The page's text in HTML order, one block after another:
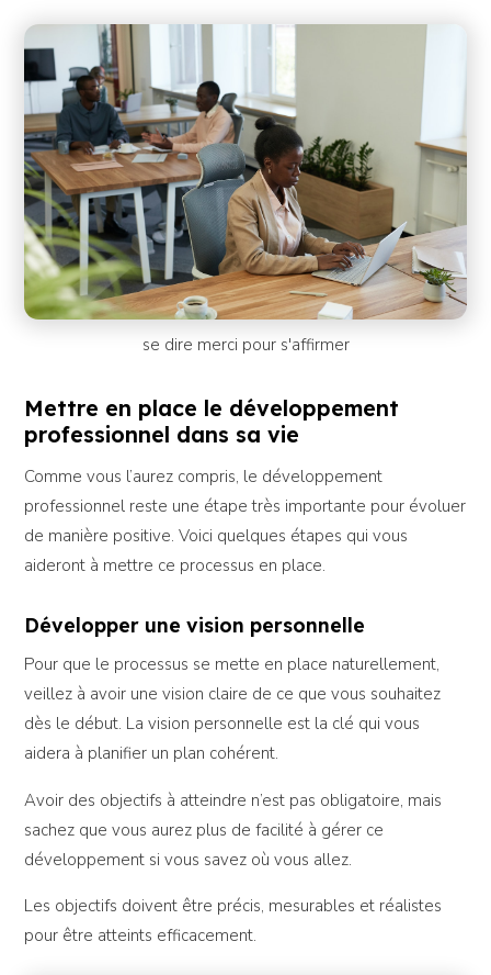
se dire merci pour s'affirmer
Mettre en place le développement
professionnel dans sa vie
Comme vous l’aurez compris, le développement
professionnel reste une étape très importante pour évoluer
de manière positive. Voici quelques étapes qui vous
aideront à mettre ce processus en place.
Développer une vision personnelle
Pour que le processus se mette en place naturellement,
veillez à avoir une vision claire de ce que vous souhaitez
dès le début. La vision personnelle est la clé qui vous
aidera à planifier un plan cohérent.
Avoir des objectifs à atteindre n’est pas obligatoire, mais
sachez que vous aurez plus de facilité à gérer ce
développement si vous savez où vous allez.
Les objectifs doivent être précis, mesurables et réalistes
pour être atteints efficacement.